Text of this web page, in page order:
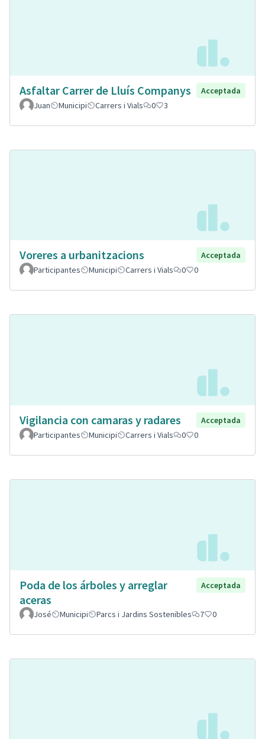
Asfaltar Carrer de Lluís Companys
Acceptada
Juan
Municipi Carrers i Vials 0 3
Voreres a urbanitzacions
Acceptada
Participantes
Municipi Carrers i Vials 0 0
Vigilancia con camaras y radares
Acceptada
Participantes
Municipi Carrers i Vials 0 0
Poda de los árboles y arreglar
aceras
Acceptada
José Municipi Parcs i Jardins Sostenibles 7 0